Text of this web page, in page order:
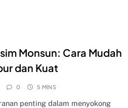
Monsun: Cara Mudah
dan Kuat
0 5 MINS
penting dalam menyokong